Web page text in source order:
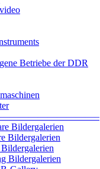
Betriebe der DDR
Bildergalerien
Bildergalerien
Bildergalerien